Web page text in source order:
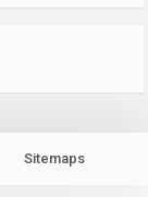
Sitemaps